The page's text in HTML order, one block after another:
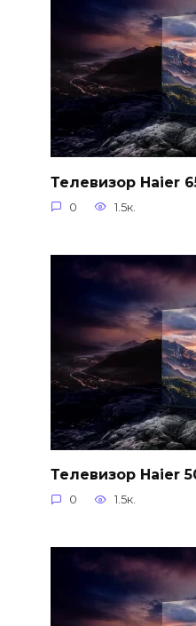
Телевизор Haier
0 1.5к.
Телевизор Haier
0 1.5к.